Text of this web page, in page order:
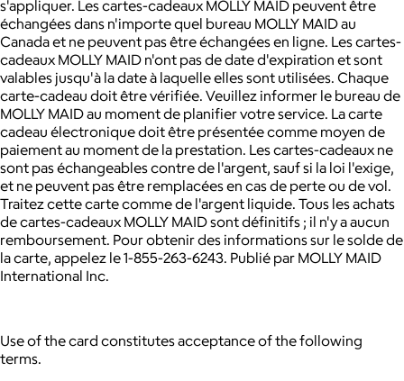
s'appliquer. Les cartes-cadeaux MOLLY MAID peuvent être
échangées dans n'importe quel bureau MOLLY MAID au
Canada et ne peuvent pas être échangées en ligne. Les cartes-
cadeaux MOLLY MAID n'ont pas de date d'expiration et sont
valables jusqu'à la date à laquelle elles sont utilisées. Chaque
carte-cadeau doit être vérifiée. Veuillez informer le bureau de
MOLLY MAID au moment de planifier votre service. La carte
cadeau électronique doit être présentée comme moyen de
paiement au moment de la prestation. Les cartes-cadeaux ne
sont pas échangeables contre de l'argent, sauf si la loi l'exige,
et ne peuvent pas être remplacées en cas de perte ou de vol.
Traitez cette carte comme de l'argent liquide. Tous les achats
de cartes-cadeaux MOLLY MAID sont définitifs ; il n'y a aucun
remboursement. Pour obtenir des informations sur le solde de
la carte, appelez le 1-855-263-6243. Publié par MOLLY MAID
International Inc.
Use of the card constitutes acceptance of the following
terms.